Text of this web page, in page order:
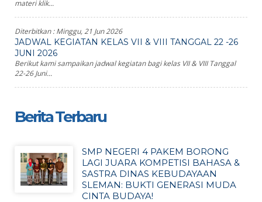
materi klik...
Diterbitkan :Minggu, 21 Jun 2026
JADWAL KEGIATAN KELAS VII & VIII TANGGAL 22 -26
JUNI 2026
Berikut kami sampaikan jadwal kegiatan bagi kelas VII & VIII Tanggal
22-26 Juni...
Berita Terbaru
SMP NEGERI 4 PAKEM BORONG
LAGI JUARA KOMPETISI BAHASA &
SASTRA DINAS KEBUDAYAAN
SLEMAN: BUKTI GENERASI MUDA
CINTA BUDAYA!